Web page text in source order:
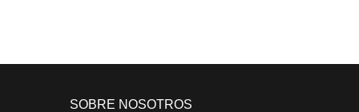
SOBRE NOSOTROS